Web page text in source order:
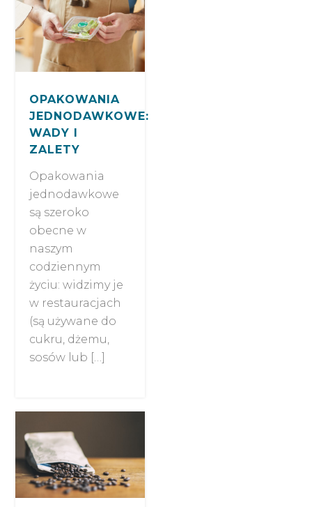
OPAKOWANIA
JEDNODAWKOWE:
WADY I
ZALETY
Opakowania
jednodawkowe
są szeroko
obecne w
naszym
codziennym
życiu: widzimy je
w restauracjach
(są używane do
cukru, dżemu,
sosów lub […]